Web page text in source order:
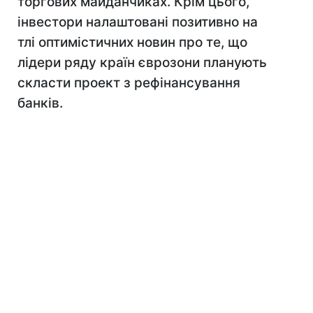
інвестори налаштовані позитивно на
тлі оптимістичних новин про те, що
лідери ряду країн єврозони планують
скласти проект з рефінансування
банків.